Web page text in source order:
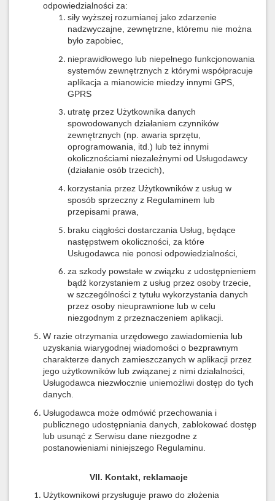
odpowiedzialności za:
siły wyższej rozumianej jako zdarzenie
nadzwyczajne, zewnętrzne, któremu nie można
było zapobiec,
nieprawidłowego lub niepełnego funkcjonowania
systemów zewnętrznych z którymi współpracuje
aplikacja a mianowicie miedzy innymi GPS,
GPRS
utratę przez Użytkownika danych
spowodowanych działaniem czynników
zewnętrznych (np. awaria sprzętu,
oprogramowania, itd.) lub też innymi
okolicznościami niezależnymi od Usługodawcy
(działanie osób trzecich),
korzystania przez Użytkowników z usług w
sposób sprzeczny z Regulaminem lub
przepisami prawa,
braku ciągłości dostarczania Usług, będące
następstwem okoliczności, za które
Usługodawca nie ponosi odpowiedzialności,
za szkody powstałe w związku z udostępnieniem
bądź korzystaniem z usług przez osoby trzecie,
w szczególności z tytułu wykorzystania danych
przez osoby nieuprawnione lub w celu
niezgodnym z przeznaczeniem aplikacji.
W razie otrzymania urzędowego zawiadomienia lub
uzyskania wiarygodnej wiadomości o bezprawnym
charakterze danych zamieszczanych w aplikacji przez
jego użytkowników lub związanej z nimi działalności,
Usługodawca niezwłocznie uniemożliwi dostęp do tych
danych.
Usługodawca może odmówić przechowania i
publicznego udostępniania danych, zablokować dostęp
lub usunąć z Serwisu dane niezgodne z
postanowieniami niniejszego Regulaminu.
VII. Kontakt, reklamacje
Użytkownikowi przysługuje prawo do złożenia